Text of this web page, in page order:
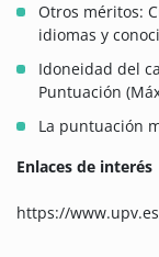
Otros méritos:
idiomas y
Idoneidad del
Puntuación
La puntuación
Enlaces de interés
https://